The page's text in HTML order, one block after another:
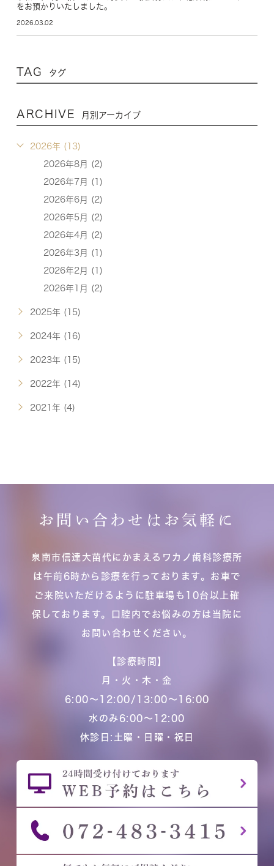
をお預かりいたしました。
2026.03.02
TAG タグ
ARCHIVE 月別アーカイブ
2026年 (13)
2026年8月 (2)
2026年7月 (1)
2026年6月 (2)
2026年5月 (2)
2026年4月 (2)
2026年3月 (1)
2026年2月 (1)
2026年1月 (2)
2025年 (15)
2024年 (16)
2023年 (15)
2022年 (14)
2021年 (4)
お問い合わせはお気軽に
泉南市信達大苗代にかまえるワカノ歯科診療所
は午前6時から診療を行っております。お車で
ご来院いただけるように駐車場も10台以上確
保しております。口腔内でお悩みの方は当院に
お問い合わせください。
【診療時間】
月・火・木・金
6:00～12:00/13:00～16:00
水のみ6:00～12:00
休診日:土曜・日曜・祝日